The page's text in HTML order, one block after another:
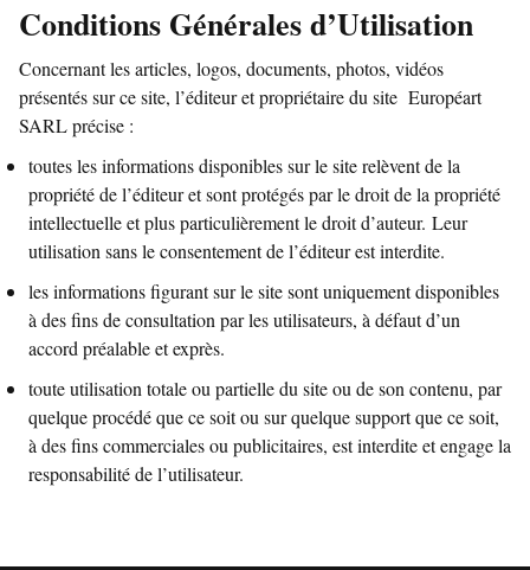
Conditions Générales d’Utilisation
Concernant les articles, logos, documents, photos, vidéos
présentés sur ce site, l’éditeur et propriétaire du site Européart
SARL précise :
toutes les informations disponibles sur le site relèvent de la
propriété de l’éditeur et sont protégés par le droit de la propriété
intellectuelle et plus particulièrement le droit d’auteur. Leur
utilisation sans le consentement de l’éditeur est interdite.
les informations figurant sur le site sont uniquement disponibles
à des fins de consultation par les utilisateurs, à défaut d’un
accord préalable et exprès.
toute utilisation totale ou partielle du site ou de son contenu, par
quelque procédé que ce soit ou sur quelque support que ce soit,
à des fins commerciales ou publicitaires, est interdite et engage la
responsabilité de l’utilisateur.